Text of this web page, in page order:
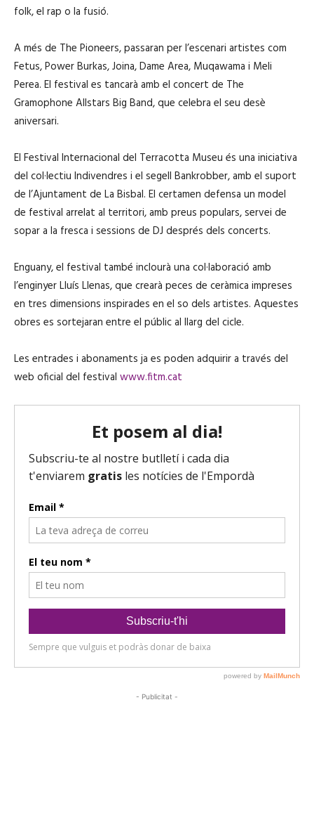
folk, el rap o la fusió.
A més de The Pioneers, passaran per l’escenari artistes com
Fetus, Power Burkas, Joina, Dame Area, Muqawama i Meli
Perea. El festival es tancarà amb el concert de The
Gramophone Allstars Big Band, que celebra el seu desè
aniversari.
El Festival Internacional del Terracotta Museu és una iniciativa
del col·lectiu Indivendres i el segell Bankrobber, amb el suport
de l’Ajuntament de La Bisbal. El certamen defensa un model
de festival arrelat al territori, amb preus populars, servei de
sopar a la fresca i sessions de DJ després dels concerts.
Enguany, el festival també inclourà una col·laboració amb
l’enginyer Lluís Llenas, que crearà peces de ceràmica impreses
en tres dimensions inspirades en el so dels artistes. Aquestes
obres es sortejaran entre el públic al llarg del cicle.
Les entrades i abonaments ja es poden adquirir a través del
web oficial del festival www.fitm.cat
- Publicitat -